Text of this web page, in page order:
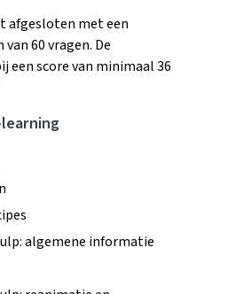
afgesloten met een
60 vragen. De
een score van minimaal 36
algemene informatie